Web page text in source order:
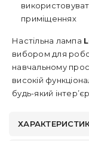
приміщеннях
Настільна лампа
вибором для
навчальному
високій
будь-який інтер’єр.